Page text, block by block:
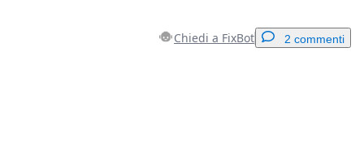
Chiedi a FixBot 2 commenti